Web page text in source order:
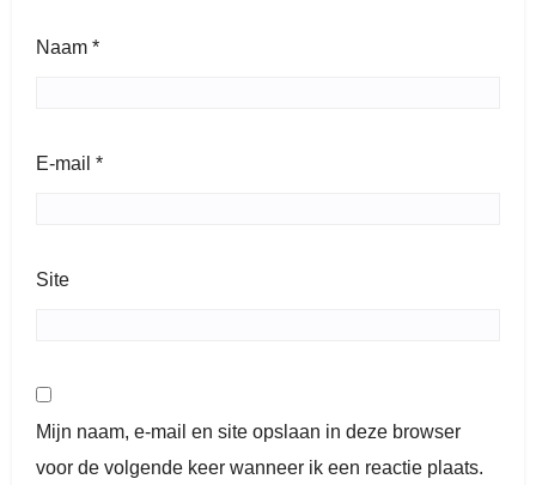
Naam *
E-mail *
Site
Mijn naam, e-mail en site opslaan in deze browser
voor de volgende keer wanneer ik een reactie plaats.